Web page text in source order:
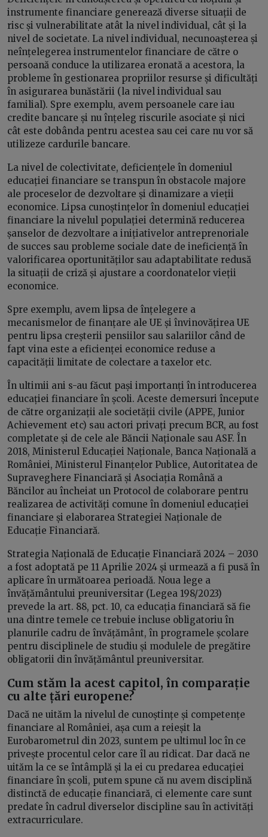
instrumente financiare generează diverse situații de
risc și vulnerabilitate atât la nivel individual, cât și la
nivel de societate. La nivel individual, necunoașterea și
neînțelegerea instrumentelor financiare de către o
persoană conduce la utilizarea eronată a acestora, la
probleme în gestionarea propriilor resurse și dificultăți
în asigurarea bunăstării (la nivel individual sau
familial). Spre exemplu, avem persoanele care iau
credite bancare și nu înțeleg riscurile asociate și nici
cât este dobânda pentru acestea sau cei care nu vor să
utilizeze cardurile bancare.
La nivel de colectivitate, deficiențele în domeniul
educației financiare se transpun în obstacole majore
ale proceselor de dezvoltare și dinamizare a vieții
economice. Lipsa cunoștințelor în domeniul educației
financiare la nivelul populației determină reducerea
șanselor de dezvoltare a inițiativelor antreprenoriale
de succes sau probleme sociale date de ineficiență în
valorificarea oportunităților sau adaptabilitate redusă
la situații de criză și ajustare a coordonatelor vieții
economice.
Spre exemplu, avem lipsa de înțelegere a
mecanismelor de finanțare ale UE și învinovățirea UE
pentru lipsa creșterii pensiilor sau salariilor când de
fapt vina este a eficienței economice reduse a
capacității limitate de colectare a taxelor etc.
În ultimii ani s-au făcut pași importanți în introducerea
educației financiare în școli. Aceste demersuri începute
de către organizații ale societății civile (APPE, Junior
Achievement etc) sau actori privați precum BCR, au fost
completate și de cele ale Băncii Naționale sau ASF. În
2018, Ministerul Educației Naționale, Banca Națională a
României, Ministerul Finanțelor Publice, Autoritatea de
Supraveghere Financiară și Asociația Română a
Băncilor au încheiat un Protocol de colaborare pentru
realizarea de activități comune în domeniul educației
financiare și elaborarea Strategiei Naționale de
Educație Financiară.
Strategia Națională de Educație Financiară 2024 – 2030
a fost adoptată pe 11 Aprilie 2024 și urmează a fi pusă în
aplicare în următoarea perioadă. Noua lege a
învățământului preuniversitar (Legea 198/2023)
prevede la art. 88, pct. 10, ca educația financiară să fie
una dintre temele ce trebuie incluse obligatoriu în
planurile cadru de învățământ, în programele școlare
pentru disciplinele de studiu și modulele de pregătire
obligatorii din învățământul preuniversitar.
Cum stăm la acest capitol, în comparație
cu alte țări europene?
Dacă ne uităm la nivelul de cunoștințe și competențe
financiare al României, așa cum a reieșit la
Eurobarometrul din 2023, suntem pe ultimul loc în ce
privește procentul celor care îl au ridicat. Dar dacă ne
uităm la ce se întâmplă și la ei cu predarea educației
financiare în școli, putem spune că nu avem disciplină
distinctă de educație financiară, ci elemente care sunt
predate în cadrul diverselor discipline sau în activități
extracurriculare.